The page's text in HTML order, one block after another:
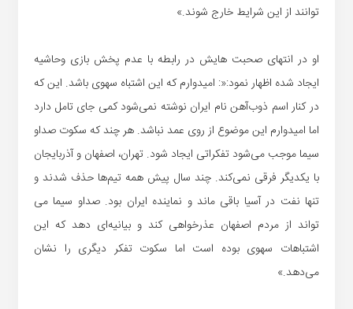
توانند از این شرایط خارج شوند.»
او در انتهای صحبت هایش در رابطه با عدم پخش بازی وحاشیه
ایجاد شده اظهار نمود:«: امیدوارم که این اشتباه سهوی باشد. این که
در کنار اسم ذوب‌آهن نام ایران نوشته نمی‌شود کمی جای تامل دارد
اما امیدوارم این موضوع از روی عمد نباشد. هر چند که سکوت صداو
سیما موجب می‌شود تفکراتی ایجاد شود. تهران، اصفهان و آذربایجان
با یکدیگر فرقی نمی‌کند. چند سال پیش همه تیم‌ها حذف شدند و
تنها نفت در آسیا باقی ماند و نماینده ایران بود. صداو سیما می
تواند از مردم اصفهان عذرخواهی کند و بیانیه‌ای دهد که این
اشتباهات سهوی بوده است اما سکوت تفکر دیگری را نشان
می‌دهد.»